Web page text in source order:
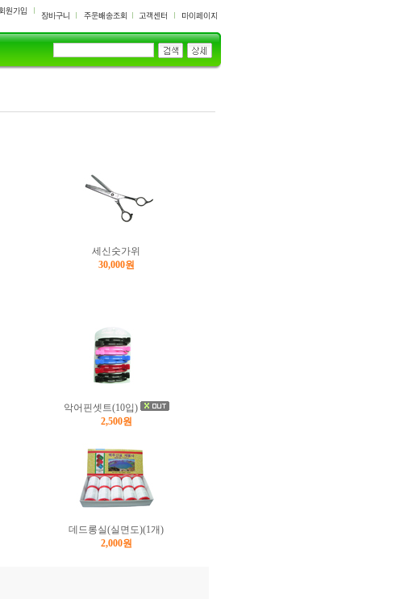
세신숫가위
30,000원
악어핀셋트(10입)
2,500원
데드롱실(실면도)(1개)
2,000원